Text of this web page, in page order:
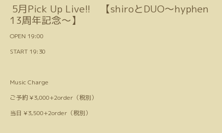
5月Pick Up Live!! 【shiroとDUO〜hyphen
13周年記念〜】
OPEN 19:00
START 19:30
Music Charge
ご予約 ¥3,000+2order（税別）
当日 ¥3,500+2order（税別）